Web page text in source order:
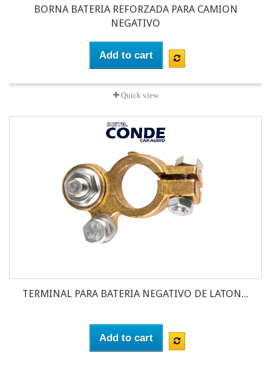
BORNA BATERIA REFORZADA PARA CAMION
NEGATIVO
Add to cart
Quick view
TERMINAL PARA BATERIA NEGATIVO DE LATON...
Add to cart